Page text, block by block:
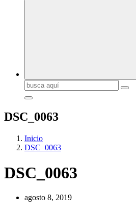
Buscar:
DSC_0063
Inicio
DSC_0063
DSC_0063
agosto 8, 2019